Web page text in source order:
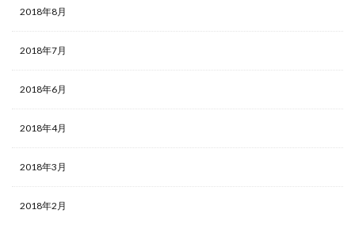
2018年8月
2018年7月
2018年6月
2018年4月
2018年3月
2018年2月